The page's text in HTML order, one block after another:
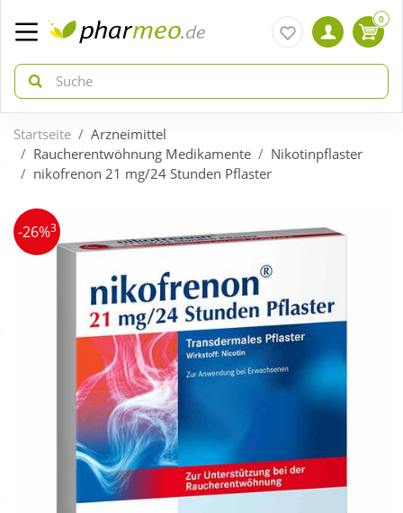
zurück
Aktuelle Coupons
Schnäppchen
zurück
Arzneimittel
Bio & Genuss
Körperpflege & Kosmetik
Liebe & Erotik
0
Startseite
Arzneimittel
Raucherentwöhnung Medikamente
Nikotinpflaster
nikofrenon 21 mg/24 Stunden Pflaster
-26%3